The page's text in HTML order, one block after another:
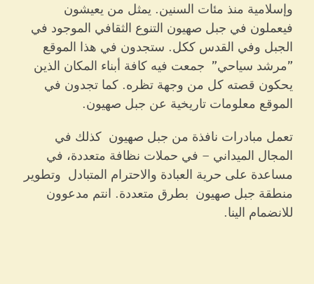
وإسلامية منذ مئات السنين. يمثل من يعيشون
فيعملون في جبل صهيون التنوع الثقافي الموجود في
الجبل وفي القدس ككل. ستجدون في هذا الموقع
"مرشد سياحي" جمعت فيه كافة أبناء المكان الذين
يحكون قصته كل من وجهة تظره. كما تجدون في
الموقع معلومات تاريخية عن جبل صهيون.
تعمل مبادرات نافذة من جبل صهيون كذلك في
المجال الميداني – في حملات نظافة متعددة، في
مساعدة على حرية العبادة والاحترام المتبادل وتطوير
منطقة جبل صهيون بطرق متعددة. انتم مدعوون
للانضمام الينا.